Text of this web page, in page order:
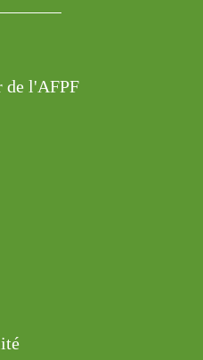
l'AFPF